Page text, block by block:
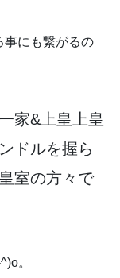
事にも繋がるの
家&上皇上皇
ドルを握ら
室の方々で
。